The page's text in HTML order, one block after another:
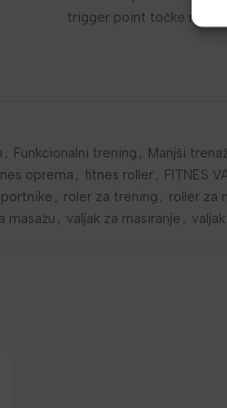
trigger point točke na
, Funkcionalni trening , Manjši
oprema , fitnes roller, FITNES
, roler za trening , roller za
masažu , valjak za masiranje ,